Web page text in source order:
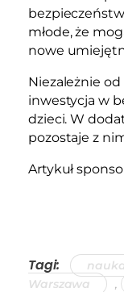
młode, że
nowe
Niezależnie
inwestycja w
dzieci. W
pozostaje z
Artykuł
Tagi:
Warszawa
,